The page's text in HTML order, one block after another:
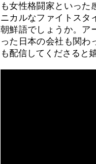
も女性格闘家といった
ニカルなファイトスタ
朝鮮語でしょうか。ア
った日本の会社も関わ
も配信してくださると